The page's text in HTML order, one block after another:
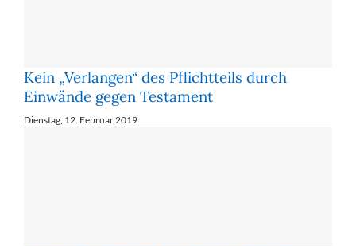
Kein „Verlangen“ des Pflichtteils durch
Einwände gegen Testament
Dienstag, 12. Februar 2019